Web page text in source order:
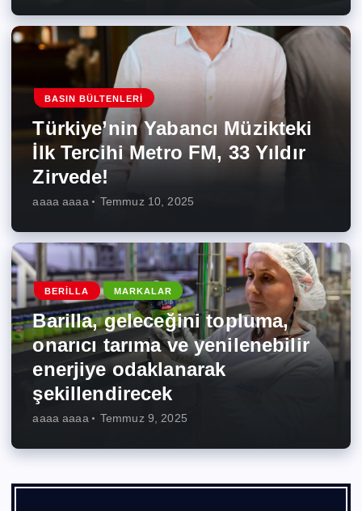
BASIN BÜLTENLERI
Türkiye’nin Yabancı Müzikteki
İlk Tercihi Metro FM, 33 Yıldır
Zirvede!
aaaa aaaa Temmuz 10, 2025
BERILLA MARKALAR
Barilla, geleceğini topluma,
onarıcı tarıma ve yenilenebilir
enerjiye odaklanarak
şekillendirecek
aaaa aaaa Temmuz 9, 2025